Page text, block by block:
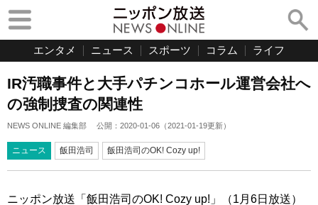
エンタメ ニュース スポーツ コラム ライフ
IR汚職事件と大手パチンコホール運営会社へ
の強制捜査の関連性
NEWS ONLINE 編集部 公開： 2020-01-06 （2021-01-19更新）
ニュース 飯田浩司 飯田浩司のOK! Cozy up!
ニッポン放送「飯田浩司のOK! Cozy up!」（1月6日放送）